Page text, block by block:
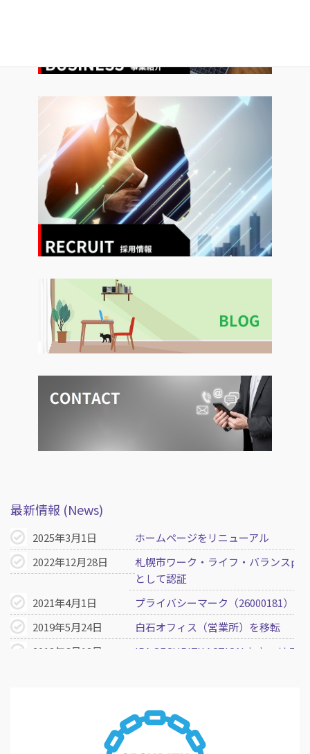
最新情報 (News)
2025年3月1日
ホームページをリニューアル
2022年12月28日
札幌市ワーク・ライフ・バランス
として認証
2021年4月1日
プライバシーマーク（26000181）を
2019年5月24日
白石オフィス（営業所）を移転
2018年6月13日
IPA SECURITY ACTION セキュリテ
一般労働者派遣事業許可を取得（派
2016年10月15日
ホームページをリニューアル